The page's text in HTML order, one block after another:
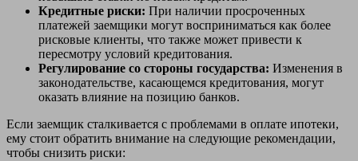
Кредитные риски: При наличии просроченных
платежей заемщики могут восприниматься как более
рисковые клиенты, что также может привести к
пересмотру условий кредитования.
Регулирование со стороны государства: Изменения в
законодательстве, касающемся кредитования, могут
оказать влияние на позицию банков.
Если заемщик сталкивается с проблемами в оплате ипотеки,
ему стоит обратить внимание на следующие рекомендации,
чтобы снизить риски: